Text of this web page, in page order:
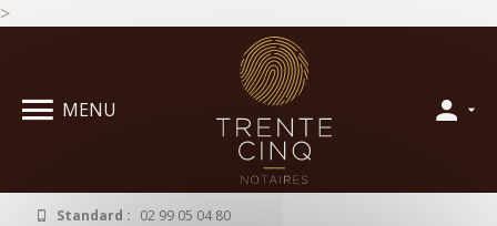
>
MENU
Standard : 02 99 05 04 80
Panneau de gestion des cookies